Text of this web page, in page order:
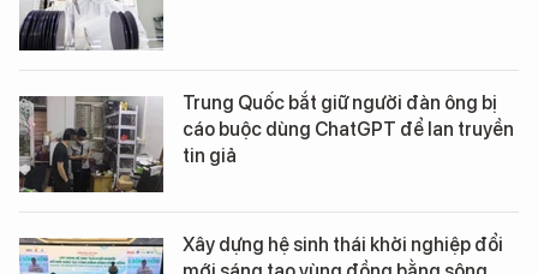
Trung Quốc bắt giữ người đàn ông bị
cáo buộc dùng ChatGPT để lan truyền
tin giả
Xây dựng hệ sinh thái khởi nghiệp đổi